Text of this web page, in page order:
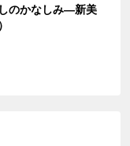
のかなしみ―新美